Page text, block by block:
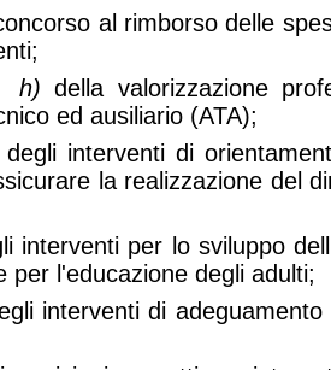
al rimborso delle
h) della valorizzazione
ed ausiliario (ATA);
degli interventi di
la realizzazione del
interventi per lo sviluppo
per l'educazione degli adulti;
interventi di